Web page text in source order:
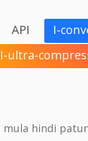
API I-
I-ultra-
hindi